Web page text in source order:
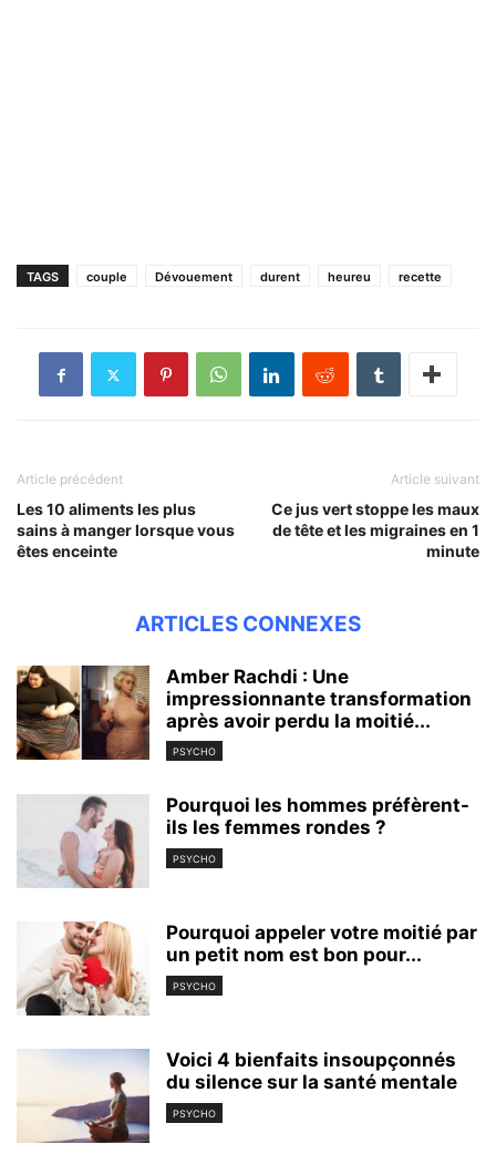
TAGS couple Dévouement durent heureu recette
Article précédent
Les 10 aliments les plus
sains à manger lorsque vous
êtes enceinte
Article suivant
Ce jus vert stoppe les maux
de tête et les migraines en 1
minute
ARTICLES CONNEXES
Amber Rachdi : Une
impressionnante transformation
après avoir perdu la moitié...
PSYCHO
Pourquoi les hommes préfèrent-
ils les femmes rondes ?
PSYCHO
Pourquoi appeler votre moitié par
un petit nom est bon pour...
PSYCHO
Voici 4 bienfaits insoupçonnés
du silence sur la santé mentale
PSYCHO